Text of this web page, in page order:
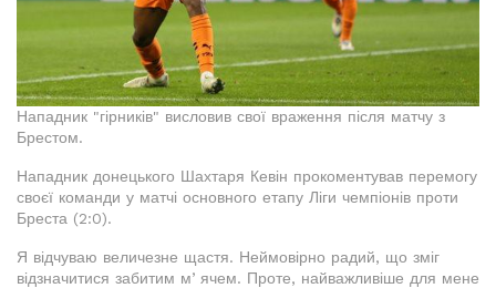
Нападник "гірників" висловив свої враження після матчу з
Брестом.
Нападник донецького Шахтаря Кевін прокоментував перемогу
своєї команди у матчі основного етапу Ліги чемпіонів проти
Бреста (2:0).
Я відчуваю величезне щастя. Неймовірно радий, що зміг
відзначитися забитим мʼячем. Проте, найважливіше для мене